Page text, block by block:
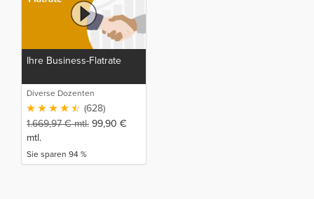
Ihre Business-Flatrate
Diverse Dozenten
(628)
1.669,97€mtl. 99,90 €
mtl.
Sie sparen 94 %